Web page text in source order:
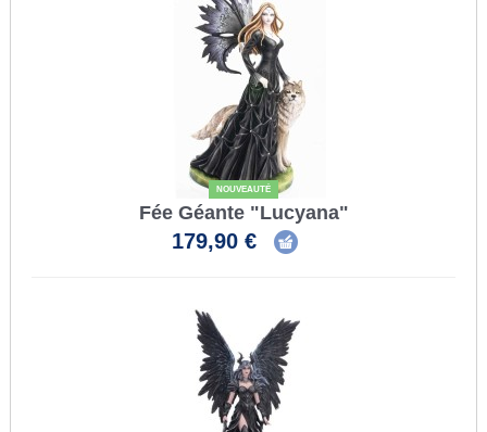
NOUVEAUTÉ
Fée Géante "Lucyana"
179,90 €